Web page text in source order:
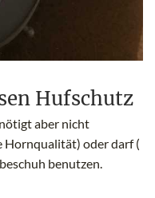
Hufschutz
aber nicht
Hornqualität) oder darf (
benutzen.